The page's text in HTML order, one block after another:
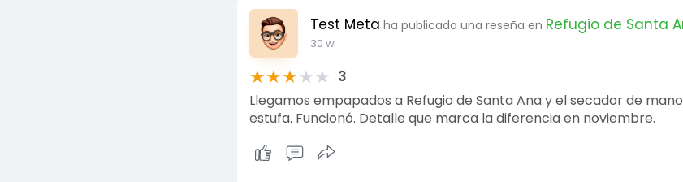
Test Meta ha publicado una reseña en Refugio de Santa
30 w
★★★★★ 3
Llegamos empapados a Refugio de Santa Ana y el secador de
estufa. Funcionó. Detalle que marca la diferencia en noviembre.